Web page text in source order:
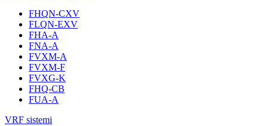
FHQN-CXV
FLQN-EXV
FHA-A
FNA-A
FVXM-A
FVXM-F
FVXG-K
FHQ-CB
FUA-A
VRF sistemi